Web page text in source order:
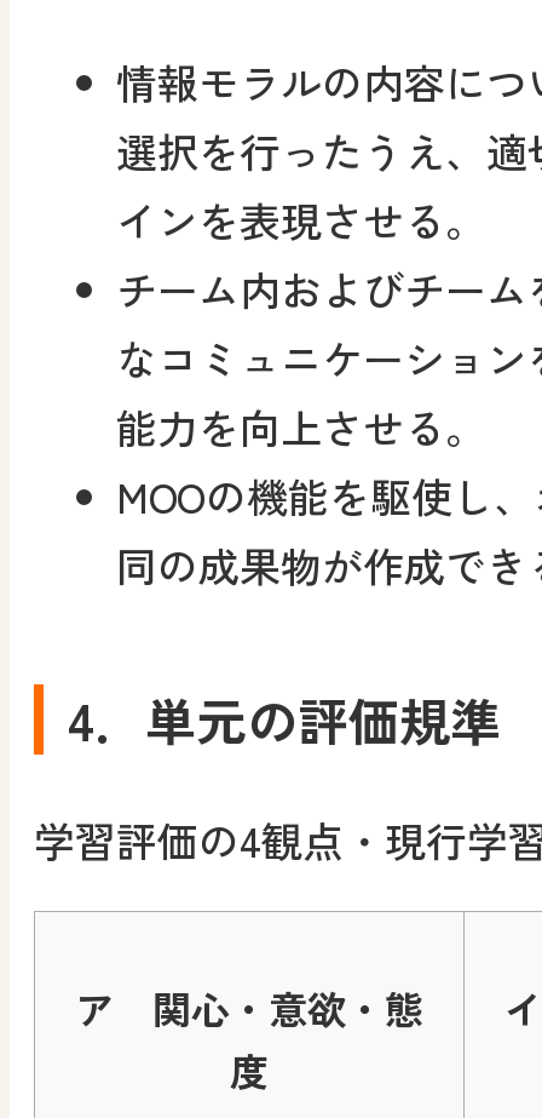
情報モラルの内容に
選択を行ったうえ、
インを表現させる。
チーム内およびチー
なコミュニケーショ
能力を向上させる。
MOOの機能を駆使し
同の成果物が作成で
4．単元の評価規準
学習評価の4観点・現行学
ア 関心・意欲・態
度